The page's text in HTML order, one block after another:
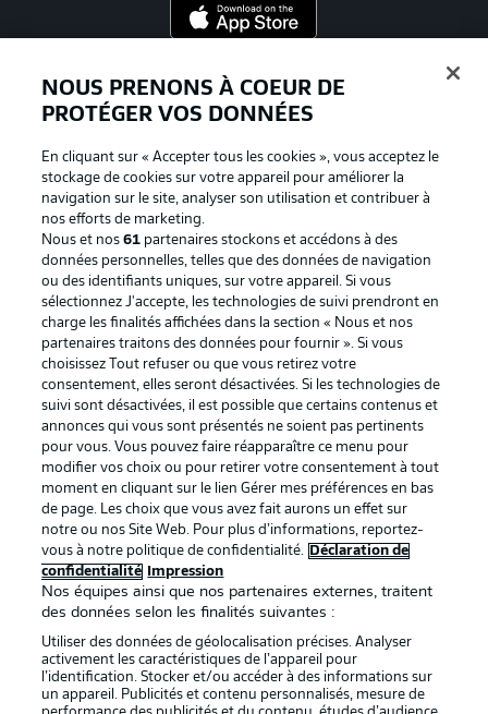
La publicité Conditions d’utilisation des
Mentions Légales Gérer mes préférences
Déclaration de
confidentialité
Diffuseurs
Travaux Contact
Impression Joueurs
NOUS PRENONS À COEUR DE
PROTÉGER VOS DONNÉES
En cliquant sur « Accepter tous les cookies », vous acceptez le
stockage de cookies sur votre appareil pour améliorer la
navigation sur le site, analyser son utilisation et contribuer à
nos efforts de marketing.
Nous et nos61 partenaires stockons et accédons à des
données personnelles, telles que des données de navigation
ou des identifiants uniques, sur votre appareil. Si vous
sélectionnez J'accepte, les technologies de suivi prendront en
charge les finalités affichées dans la section « Nous et nos
partenaires traitons des données pour fournir ». Si vous
choisissez Tout refuser ou que vous retirez votre
consentement, elles seront désactivées. Si les technologies de
suivi sont désactivées, il est possible que certains contenus et
annonces qui vous sont présentés ne soient pas pertinents
pour vous. Vous pouvez faire réapparaître ce menu pour
modifier vos choix ou pour retirer votre consentement à tout
moment en cliquant sur le lien Gérer mes préférences en bas
de page. Les choix que vous avez fait aurons un effet sur
notre ou nos Site Web. Pour plus d’informations, reportez-
vous à notre politique de confidentialité.
Déclaration de
confidentialité
Impression
Nos équipes ainsi que nos partenaires externes, traitent
des données selon les finalités suivantes :
Utiliser des données de géolocalisation précises. Analyser
activement les caractéristiques de l’appareil pour
l’identification. Stocker et/ou accéder à des informations sur
un appareil. Publicités et contenu personnalisés, mesure de